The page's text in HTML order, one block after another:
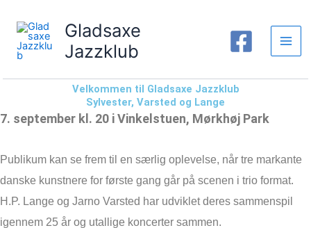
indholdet
Gladsaxe
Jazzklub
Velkommen til Gladsaxe Jazzklub
Sylvester, Varsted og Lange
7. september kl. 20 i Vinkelstuen, Mørkhøj Park
Publikum kan se frem til en særlig oplevelse, når tre markante
danske kunstnere for første gang går på scenen i trio format.
H.P. Lange og Jarno Varsted har udviklet deres sammenspil
igennem 25 år og utallige koncerter sammen.